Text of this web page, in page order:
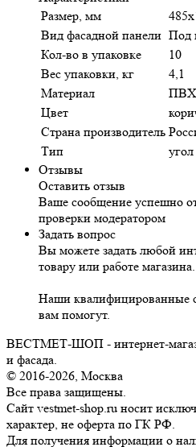
Размер, мм
Вид фасадной панели Под
Кол-во в упаковке
10
Вес упаковки, кг
4,1
Материал
ПВХ
Цвет
Страна производитель
Тип
угол
Отзывы
Оставить отзыв
Ваше сообщение успешно
проверки модератором
Задать вопрос
Вы можете задать любой
товару или работе магазина.
Наши квалифицированные
вам помогут.
ВЕСТМЕТ-ШОП - интернет-
и фасада.
© 2016-2026, Москва
Все права защищены.
Сайт vestmet-shop.ru носит
характер, не оферта по ГК РФ.
Для получения информации о